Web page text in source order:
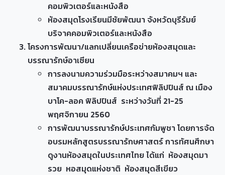
คอมพิวเตอร์และหนังสือ
ห้องสมุดโรงเรียนมีชัยพัฒนา จังหวัดบุรีรัมย์
บริจาคคอมพิวเตอร์และหนังสือ
โครงการพัฒนา/แลกเปลี่ยนเครือข่ายห้องสมุดและ
บรรณารักษ์อาเซียน
การลงนามความร่วมมือระหว่างสมาคมฯ และ
สมาคมบรรณารักษ์แห่งประเทศฟิลิปปินส์ ณ เมือง
บาโค-ลอค ฟิลิปปินส์ ระหว่างวันที่ 21-25
พฤศจิกายน 2560
การพัฒนาบรรณารักษ์ประเทศกัมพูชา โดยการจัด
อบรมหลักสูตรบรรณารักษศาสตร์ การทัศนศึกษา
ดูงานห้องสมุดในประเทศไทย ได้แก่ ห้องสมุดมา
รวย หอสมุดแห่งชาติ ห้องสมุดสีเขียว